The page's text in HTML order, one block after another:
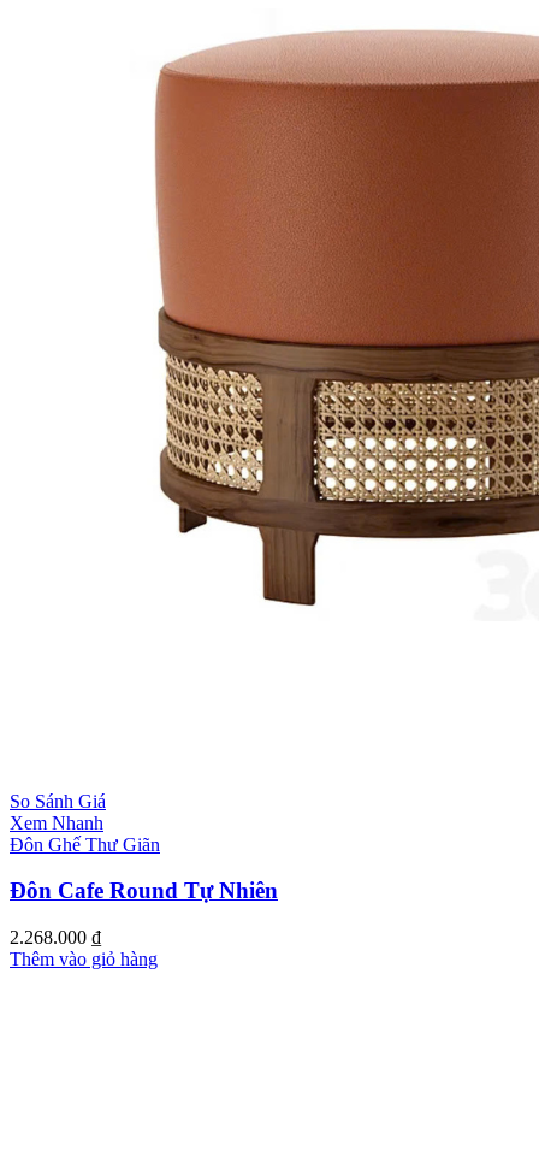
So Sánh Giá
Xem Nhanh
Đôn Ghế Thư Giãn
Đôn Cafe Round Tự Nhiên
2.268.000 ₫
Thêm vào giỏ hàng